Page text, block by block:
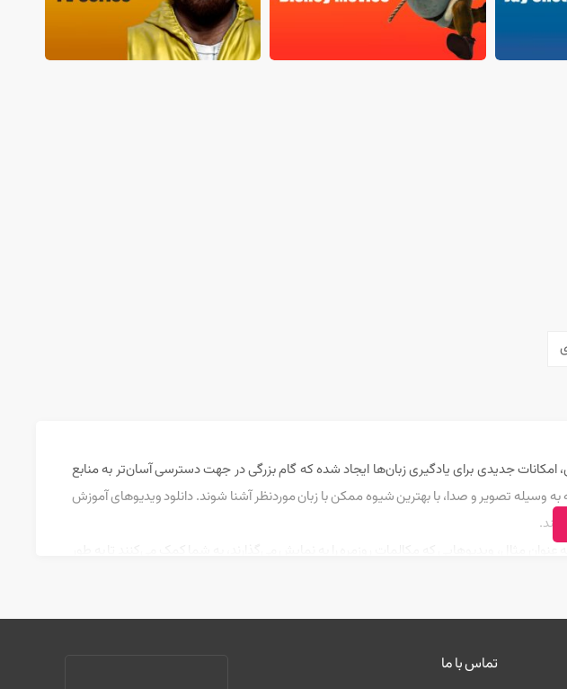
جدیدی برای یادگیری زبان‌ها ایجاد شده که گام بزرگی در جهت دسترسی آسان‌تر به منابع
به وسیله تصویر و صدا، با بهترین شیوه ممکن با زبان موردنظر آشنا شوند. دانلود ویدیوهای آموزش
تماس با ما